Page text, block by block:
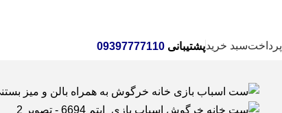
پرداختسبد خریدپشتیبانی 09397777110